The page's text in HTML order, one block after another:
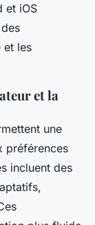
et iOS
et les
et la
une
préférences
incluent des